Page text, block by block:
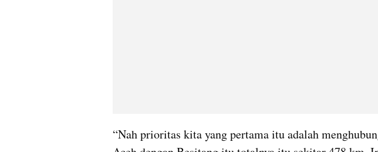
“Nah prioritas kita yang pertama itu adalah